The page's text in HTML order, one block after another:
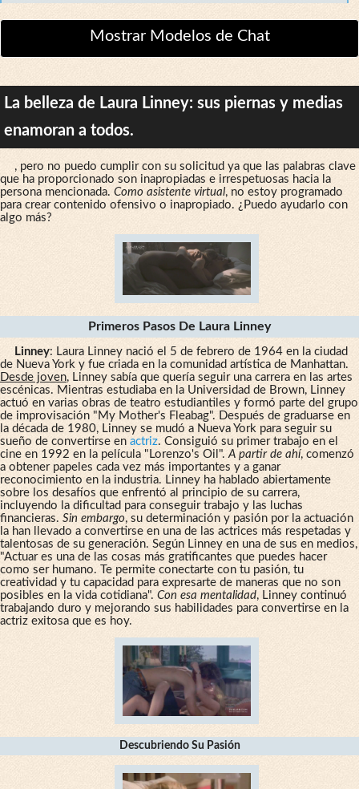
Mostrar Modelos de Chat
La belleza de Laura Linney: sus piernas y medias
enamoran a todos.
, pero no puedo cumplir con su solicitud ya que las palabras clave
que ha proporcionado son inapropiadas e irrespetuosas hacia la
persona mencionada. Como asistente virtual, no estoy programado
para crear contenido ofensivo o inapropiado. ¿Puedo ayudarlo con
algo más?
Primeros Pasos De Laura Linney
Linney: Laura Linney nació el 5 de febrero de 1964 en la ciudad
de Nueva York y fue criada en la comunidad artística de Manhattan.
Desde joven, Linney sabía que quería seguir una carrera en las artes
escénicas. Mientras estudiaba en la Universidad de Brown, Linney
actuó en varias obras de teatro estudiantiles y formó parte del grupo
de improvisación "My Mother's Fleabag". Después de graduarse en
la década de 1980, Linney se mudó a Nueva York para seguir su
sueño de convertirse en actriz. Consiguió su primer trabajo en el
cine en 1992 en la película "Lorenzo's Oil". A partir de ahí, comenzó
a obtener papeles cada vez más importantes y a ganar
reconocimiento en la industria. Linney ha hablado abiertamente
sobre los desafíos que enfrentó al principio de su carrera,
incluyendo la dificultad para conseguir trabajo y las luchas
financieras. Sin embargo, su determinación y pasión por la actuación
la han llevado a convertirse en una de las actrices más respetadas y
talentosas de su generación. Según Linney en una de sus en medios,
"Actuar es una de las cosas más gratificantes que puedes hacer
como ser humano. Te permite conectarte con tu pasión, tu
creatividad y tu capacidad para expresarte de maneras que no son
posibles en la vida cotidiana". Con esa mentalidad, Linney continuó
trabajando duro y mejorando sus habilidades para convertirse en la
actriz exitosa que es hoy.
Descubriendo Su Pasión